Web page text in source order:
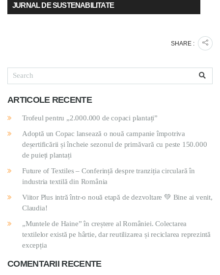
JURNAL DE SUSTENABILITATE
SHARE :
ARTICOLE RECENTE
Trofeul pentru „2.000.000 de copaci plantați”
Adoptă un Copac lansează o nouă campanie împotriva
deșertificării și încheie sezonul de primăvară cu peste 150.000
de puieți plantați
Future of Textiles – Conferință despre tranziția circulară în
industria textilă din România
Viitor Plus intră într-o nouă etapă de dezvoltare 💚 Bine ai venit,
Claudia!
„Muntele de Haine” în creștere al României. Colectarea
textilelor există pe hârtie, dar reutilizarea și reciclarea reprezintă
excepția
COMENTARII RECENTE